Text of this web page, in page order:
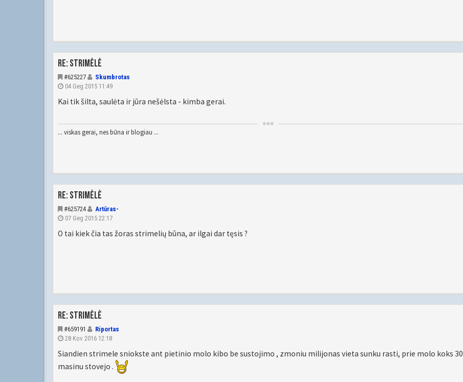
Re: Strimėlė
#625227
Skumbrotas
04 Geg 2015 11:49
Kai tik šilta, saulėta ir jūra nešėlsta - kimba gerai.
... viskas gerai, nes būna ir blogiau ...
Re: Strimėlė
#625724
Artūras-
07 Geg 2015 22:17
O tai kiek čia tas žoras strimelių būna, ar ilgai dar tęsis ?
Re: Strimėlė
#659191
Riportas
28 Kov 2016 12:18
Siandien strimele sniokste ant pietinio molo kibo be sustojimo , zmoniu milijonas vieta sunku rasti, prie molo koks 30
masinu stovejo .